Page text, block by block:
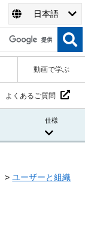
日本語
動画で学ぶ
よくあるご質問
仕様
ユーザーと組織